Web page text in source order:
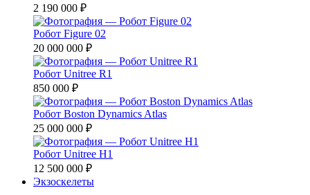
2 190 000 ₽
Робот Figure 02
20 000 000 ₽
Робот Unitree R1
850 000 ₽
Робот Boston Dynamics Atlas
25 000 000 ₽
Робот Unitree H1
12 500 000 ₽
Экзоскелеты